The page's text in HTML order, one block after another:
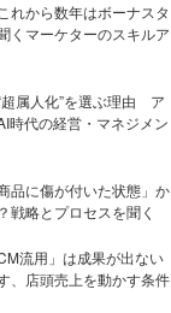
れから数年はボーナスタ
くマーケターのスキルア
属人化”を選ぶ理由 ア
時代の経営・マネジメン
品に傷が付いた状態」か
戦略とプロセスを聞く
流用」は成果が出ない
、店頭売上を動かす条件